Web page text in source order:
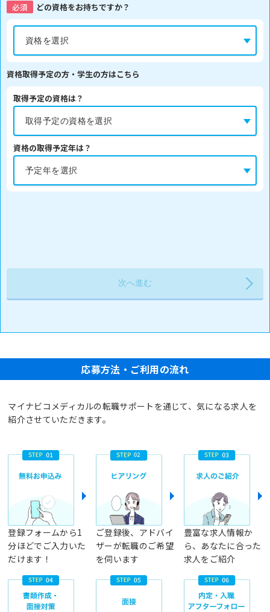
必須 どの資格をお持ちですか？
資格取得予定の方・学生の方はこちら
取得予定の資格は？
資格の取得予定年は？
応募方法・ご利用の流れ
マイナビコメディカルの転職サポートを通じて、気になる求人を
紹介させていただきます。
登録フォームから1
分ほどでご入力いた
だけます！
ご登録後、アドバイ
ザーが転職のご希望
を伺います
豊富な求人情報か
ら、あなたに合った
求人をご紹介